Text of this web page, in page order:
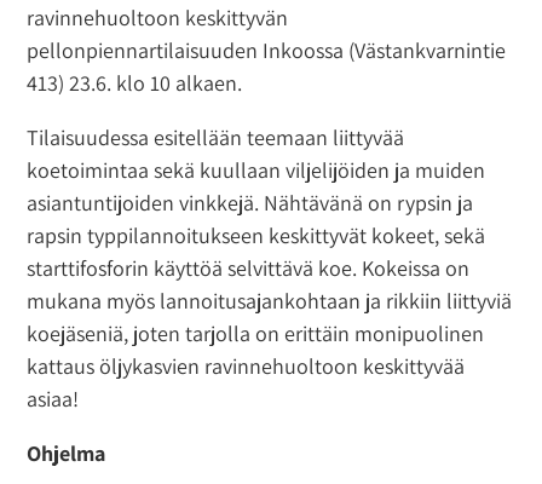
ravinnehuoltoon keskittyvän
pellonpiennartilaisuuden Inkoossa (Västankvarnintie
413) 23.6. klo 10 alkaen.
Tilaisuudessa esitellään teemaan liittyvää
koetoimintaa sekä kuullaan viljelijöiden ja muiden
asiantuntijoiden vinkkejä. Nähtävänä on rypsin ja
rapsin typpilannoitukseen keskittyvät kokeet, sekä
starttifosforin käyttöä selvittävä koe. Kokeissa on
mukana myös lannoitusajankohtaan ja rikkiin liittyviä
koejäseniä, joten tarjolla on erittäin monipuolinen
kattaus öljykasvien ravinnehuoltoon keskittyvää
asiaa!
Ohjelma